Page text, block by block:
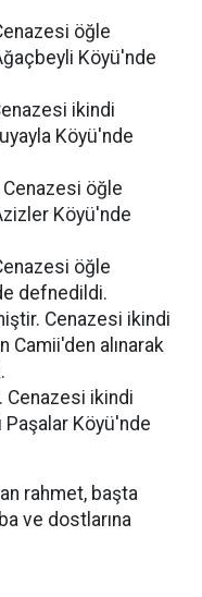
öğle
Köyü'nde
ikindi
Köyü'nde
öğle
Köyü'nde
öğle
defnedildi.
Cenazesi ikindi
Camii'den alınarak
ikindi
Paşalar Köyü'nde
rahmet, başta
ve dostlarına